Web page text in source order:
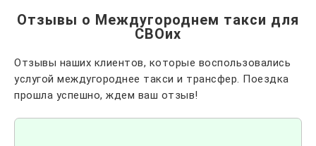
Отзывы о Междугороднем такси для
СВОих
Отзывы наших клиентов, которые воспользовались
услугой междугороднее такси и трансфер. Поездка
прошла успешно, ждем ваш отзыв!